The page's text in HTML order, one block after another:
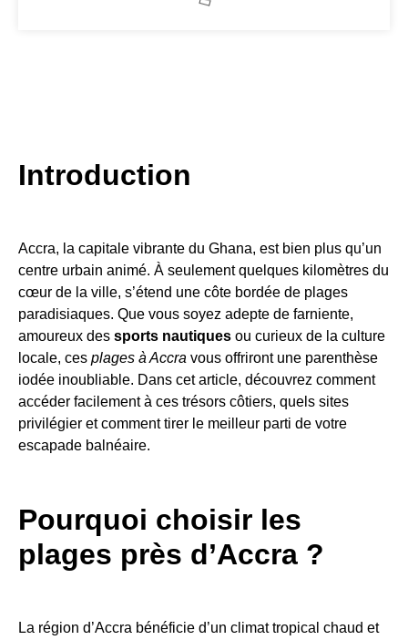
Introduction
Accra, la capitale vibrante du Ghana, est bien plus qu’un
centre urbain animé. À seulement quelques kilomètres du
cœur de la ville, s’étend une côte bordée de plages
paradisiaques. Que vous soyez adepte de farniente,
amoureux des sports nautiques ou curieux de la culture
locale, ces plages à Accra vous offriront une parenthèse
iodée inoubliable. Dans cet article, découvrez comment
accéder facilement à ces trésors côtiers, quels sites
privilégier et comment tirer le meilleur parti de votre
escapade balnéaire.
Pourquoi choisir les
plages près d’Accra ?
La région d’Accra bénéficie d’un climat tropical chaud et